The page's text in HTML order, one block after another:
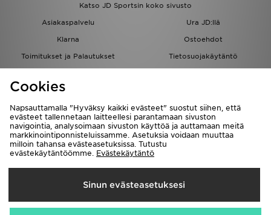
Katso JD Sportsin koko sivusto
Asiakaspalvelu
Ura JD:llä
Klarna
Ostoehdot
Toimitukset ja Palautukset
Tietosuojakäytäntö
Löydä myymälä
Kumppanuusohjelma
JD Blog
Toimitetaan
Suomi
Cookies
Napsauttamalla "Hyväksy kaikki evästeet" suostut siihen, että
evästeet tallennetaan laitteellesi parantamaan sivuston
navigointia, analysoimaan sivuston käyttöä ja auttamaan meitä
markkinointiponnisteluissamme. Asetuksia voidaan muuttaa
milloin tahansa evästeasetuksissa. Tutustu
evästekäytäntöömme. Evästekäytäntö
Sinun evästeasetuksesi